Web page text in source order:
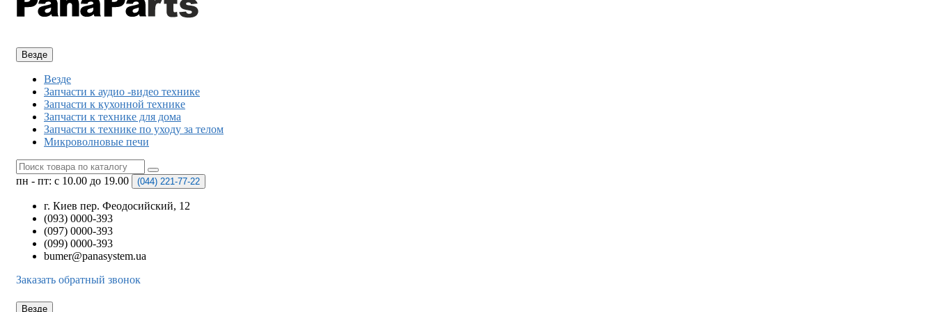
Везде
Везде
Запчасти к аудио -видео технике
Запчасти к кухонной технике
Запчасти к технике для дома
Запчасти к технике по уходу за телом
Микроволновые печи
пн - пт: с 10.00 до 19.00 (044) 221-77-22
г. Киев пер. Феодосийский, 12
(093) 0000-393
(097) 0000-393
(099) 0000-393
bumer@panasystem.ua
Заказать обратный звонок
Везде